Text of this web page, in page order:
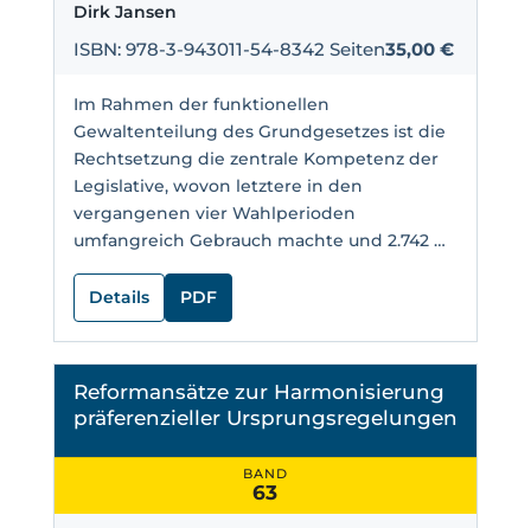
Dirk Jansen
ISBN: 978-3-943011-54-8342 Seiten35,00 €
Im Rahmen der funktionellen
Gewaltenteilung des Grundgesetzes ist die
Rechtsetzung die zentrale Kompetenz der
Legislative, wovon letztere in den
vergangenen vier Wahlperioden
umfangreich Gebrauch machte und 2.742 …
Details PDF
Reformansätze zur Harmonisierung
präferenzieller Ursprungsregelungen
BAND
63